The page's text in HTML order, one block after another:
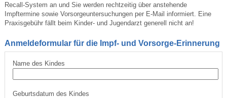
Recall-System an und Sie werden rechtzeitig über anstehende
Impftermine sowie Vorsorgeuntersuchungen per E-Mail informiert. Eine
Praxisgebühr fällt beim Kinder- und Jugendarzt generell nicht an!
Anmeldeformular für die Impf- und Vorsorge-Erinnerung
Name des Kindes
Geburtsdatum des Kindes